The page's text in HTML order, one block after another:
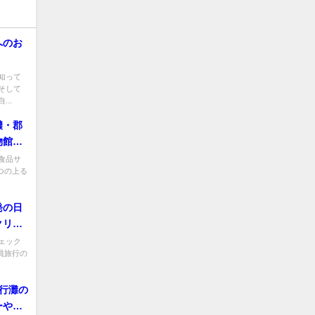
のお
って
して
...
・郡
・
品サ
の上る
日
ス
ック
旅行の
灘の
姫